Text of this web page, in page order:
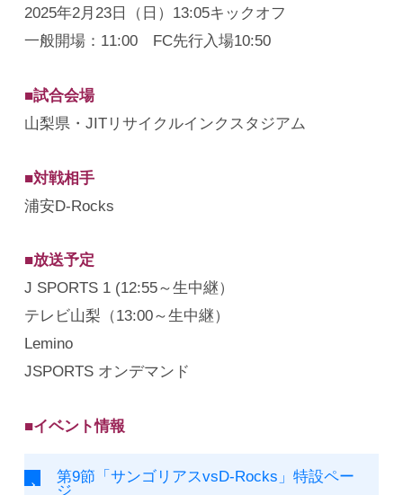
2025年2月23日（日）13:05キックオフ
一般開場：11:00 FC先行入場10:50
■試合会場
山梨県・JITリサイクルインクスタジアム
■対戦相手
浦安D-Rocks
■放送予定
J SPORTS 1 (12:55～生中継）
テレビ山梨（13:00～生中継）
Lemino
JSPORTS オンデマンド
■イベント情報
第9節「サンゴリアスvsD-Rocks」特設ペー
ジ